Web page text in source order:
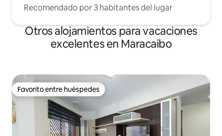
Recomendado por 3 habitantes del lugar
Otros alojamientos para vacaciones
excelentes en Maracaibo
Favorito entre huéspedes
Favorito entre huéspedes